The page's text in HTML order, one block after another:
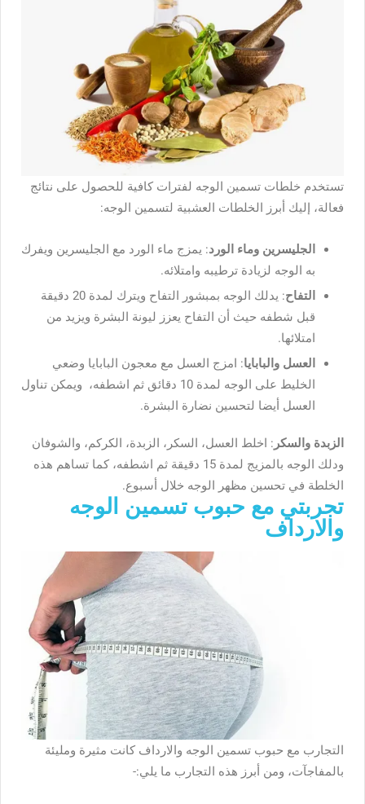
تستخدم خلطات تسمين الوجه لفترات كافية للحصول على نتائج
فعالة، إليك أبرز الخلطات العشبية لتسمين الوجه:
الجليسرين وماء الورد: يمزج ماء الورد مع الجليسرين ويفرك
به الوجه لزيادة ترطيبه وامتلائه.
التفاح
: يدلك الوجه بمبشور التفاح ويترك لمدة 20 دقيقة
قبل شطفه حيث أن التفاح يعزز ليونة البشرة ويزيد من
امتلائها.
العسل والبابايا: امزج العسل مع معجون البابايا وضعي
الخليط على الوجه لمدة 10 دقائق ثم اشطفه، ويمكن تناول
العسل أيضا لتحسين نضارة البشرة.
الزبدة والسكر : اخلط العسل، السكر، الزبدة، الكركم، والشوفان
ودلك الوجه بالمزيج لمدة 15 دقيقة ثم اشطفه، كما تساهم هذه
الخلطة في تحسين مظهر الوجه خلال أسبوع.
تجربتي مع حبوب تسمين الوجه
والارداف
التجارب مع حبوب تسمين الوجه والارداف كانت مثيرة ومليئة
بالمفاجآت، ومن أبرز هذه التجارب ما يلي:-